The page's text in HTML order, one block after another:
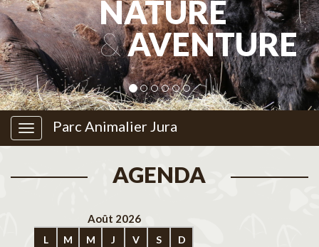
NATURE
&AVENTURE
Parc Animalier Jura
AGENDA
Août 2026
L M M J V S D